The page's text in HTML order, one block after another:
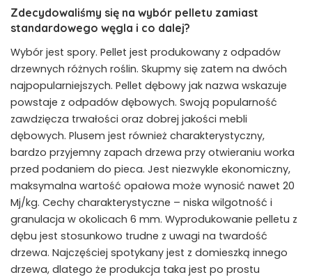
Zdecydowaliśmy się na wybór pelletu zamiast
standardowego węgla i co dalej?
Wybór jest spory. Pellet jest produkowany z odpadów
drzewnych różnych roślin. Skupmy się zatem na dwóch
najpopularniejszych. Pellet dębowy jak nazwa wskazuje
powstaje z odpadów dębowych. Swoją popularność
zawdzięcza trwałości oraz dobrej jakości mebli
dębowych. Plusem jest również charakterystyczny,
bardzo przyjemny zapach drzewa przy otwieraniu worka
przed podaniem do pieca. Jest niezwykle ekonomiczny,
maksymalna wartość opałowa może wynosić nawet 20
Mj/kg. Cechy charakterystyczne – niska wilgotność i
granulacja w okolicach 6 mm. Wyprodukowanie pelletu z
dębu jest stosunkowo trudne z uwagi na twardość
drzewa. Najczęściej spotykany jest z domieszką innego
drzewa, dlatego że produkcja taka jest po prostu